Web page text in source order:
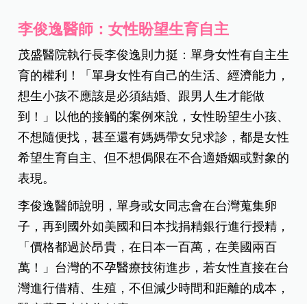
▲李茂盛醫師（右）與使用人工生殖療程成功的羅小姐。
李俊逸醫師：女性盼望生育自主
茂盛醫院執行長李俊逸則力挺：單身女性有自主生
育的權利！「單身女性有自己的生活、經濟能力，
想生小孩不應該是必須結婚、跟男人生才能做
到！」以他的接觸的案例來說，女性盼望生小孩、
不想隨便找，甚至還有媽媽帶女兒求診，都是女性